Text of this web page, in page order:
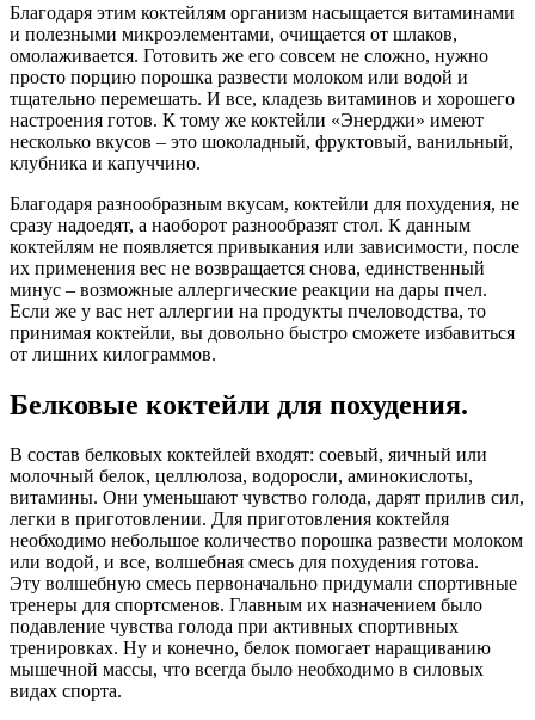
Благодаря этим коктейлям организм насыщается витаминами
и полезными микроэлементами, очищается от шлаков,
омолаживается. Готовить же его совсем не сложно, нужно
просто порцию порошка развести молоком или водой и
тщательно перемешать. И все, кладезь витаминов и хорошего
настроения готов. К тому же коктейли «Энерджи» имеют
несколько вкусов – это шоколадный, фруктовый, ванильный,
клубника и капуччино.
Благодаря разнообразным вкусам, коктейли для похудения, не
сразу надоедят, а наоборот разнообразят стол. К данным
коктейлям не появляется привыкания или зависимости, после
их применения вес не возвращается снова, единственный
минус – возможные аллергические реакции на дары пчел.
Если же у вас нет аллергии на продукты пчеловодства, то
принимая коктейли, вы довольно быстро сможете избавиться
от лишних килограммов.
Белковые коктейли для похудения.
В состав белковых коктейлей входят: соевый, яичный или
молочный белок, целлюлоза, водоросли, аминокислоты,
витамины. Они уменьшают чувство голода, дарят прилив сил,
легки в приготовлении. Для приготовления коктейля
необходимо небольшое количество порошка развести молоком
или водой, и все, волшебная смесь для похудения готова.
Эту волшебную смесь первоначально придумали спортивные
тренеры для спортсменов. Главным их назначением было
подавление чувства голода при активных спортивных
тренировках. Ну и конечно, белок помогает наращиванию
мышечной массы, что всегда было необходимо в силовых
видах спорта.